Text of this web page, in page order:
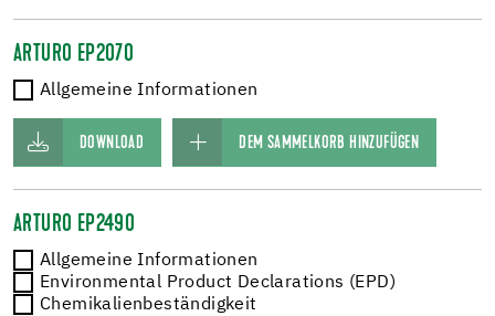
ARTURO EP2070
Allgemeine Informationen
DOWNLOAD DEM SAMMELKORB HINZUFÜGEN
ARTURO EP2490
Allgemeine Informationen
Environmental Product Declarations (EPD)
Chemikalienbeständigkeit